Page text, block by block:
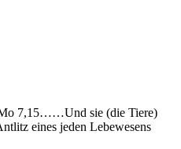
7,15……Und sie (die Tiere)
eines jeden Lebewesens